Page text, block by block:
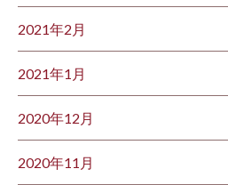
2021年2月
2021年1月
2020年12月
2020年11月